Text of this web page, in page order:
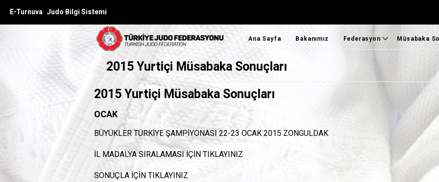
E-Turnuva Judo Bilgi Sistemi
Ana Sayfa Bakanımız Federasyon
Federasyon
MİLLİ TAKIMLAR
Müsabaka
Ulusal
Süper Lig
Ümitler
2015 Yurtiçi Müsabaka Sonuçları
2015 Yurtiçi Müsabaka Sonuçları
OCAK
BÜYÜKLER TÜRKİYE ŞAMPİYONASI 22-23 OCAK 2015 ZONGULDAK
İL MADALYA SIRALAMASI İÇİNTIKLAYINIZ
SONUÇLA İÇİNTIKLAYINIZ